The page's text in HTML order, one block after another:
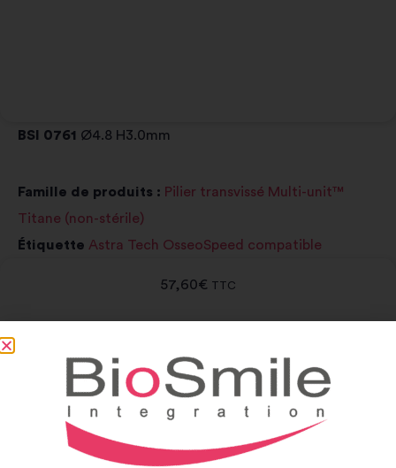
BSI 0761 Ø4.8 H3.0mm
Famille de produits : Pilier transvissé Multi-unit™
Titane (non-stérile)
Étiquette Astra Tech OsseoSpeed compatible
57,60€ TTC
Alternative:
Notice et catalogue